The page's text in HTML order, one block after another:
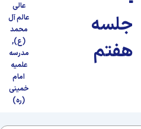
جلسه
هفتم
عالی
عالم آل
محمد
(ع),
مدرسه
علمیه
امام
خمینی
(ره)